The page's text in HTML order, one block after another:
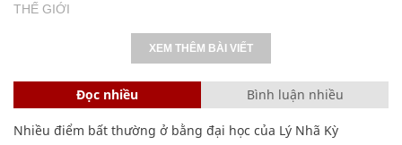
THẾ GIỚI
XEM THÊM BÀI VIẾT
Đọc nhiều Bình luận nhiều
Nhiều điểm bất thường ở bằng đại học của Lý Nhã Kỳ